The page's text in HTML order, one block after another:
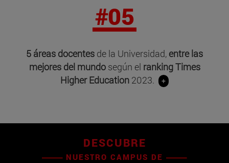
#05
5 áreas docentes de la Universidad, entre las
mejores del mundo según el ranking Times
Higher Education 2023. +
DESCUBRE
NUESTRO CAMPUS DE